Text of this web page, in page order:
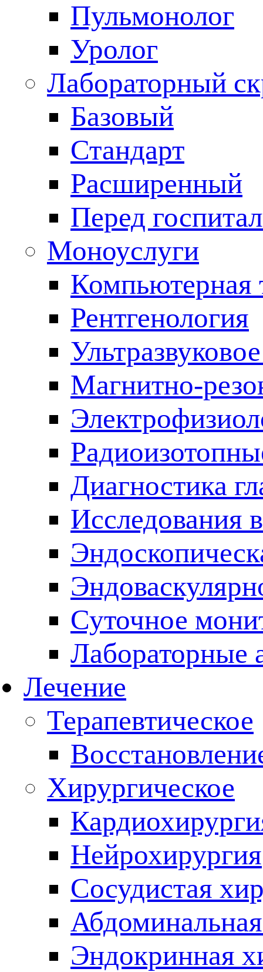
Пульмонолог
Уролог
Лабораторный
Базовый
Стандарт
Расширенный
Перед
Моноуслуги
Компьютерная
Рентгенология
Магнитно-
Диагностика
Исследования
Суточное
Лабораторные
Лечение
Терапевтическое
Хирургическое
Нейрохирургия
Сосудистая
Эндокринная